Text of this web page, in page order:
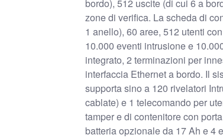
bordo), 512 uscite (di cui 6 a
zone di verifica. La scheda di
1 anello), 60 aree, 512 utenti
10.000 eventi intrusione e
integrato, 2 terminazioni per
interfaccia Ethernet a bordo. Il
supporta sino a 120 rivelatori
cablate) e 1 telecomando per
tamper e di contenitore con
batteria opzionale da 17 Ah e 4